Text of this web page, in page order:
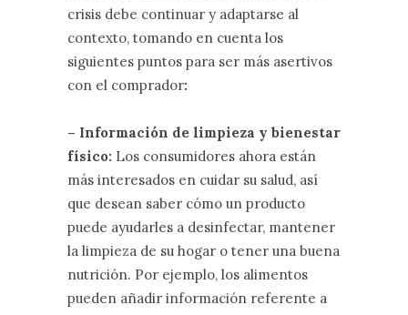
crisis debe continuar y adaptarse al
contexto, tomando en cuenta los
siguientes puntos para ser más asertivos
con el comprador:
– Información de limpieza y bienestar
físico: Los consumidores ahora están
más interesados en cuidar su salud, así
que desean saber cómo un producto
puede ayudarles a desinfectar, mantener
la limpieza de su hogar o tener una buena
nutrición. Por ejemplo, los alimentos
pueden añadir información referente a